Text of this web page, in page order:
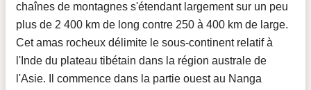
chaînes de montagnes s'étendant largement sur un peu
plus de 2 400 km de long contre 250 à 400 km de large.
Cet amas rocheux délimite le sous-continent relatif à
l'Inde du plateau tibétain dans la région australe de
l'Asie. Il commence dans la partie ouest au Nanga